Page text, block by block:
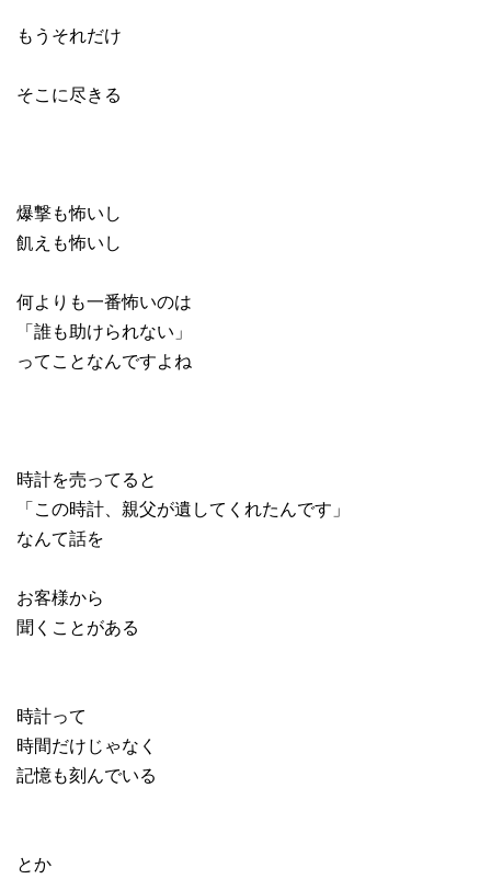
もうそれだけ
そこに尽きる
爆撃も怖いし
飢えも怖いし
何よりも一番怖いのは
「誰も助けられない」
ってことなんですよね
時計を売ってると
「この時計、親父が遺してくれたんです」
なんて話を
お客様から
聞くことがある
時計って
時間だけじゃなく
記憶も刻んでいる
とか